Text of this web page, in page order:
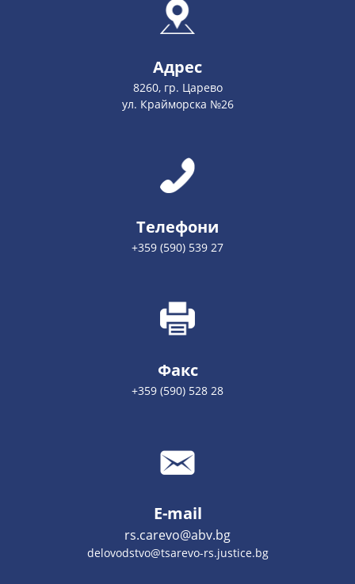
Адрес
8260, гр. Царево
ул. Крайморска №26
Телефони
+359 (590) 539 27
Факс
+359 (590) 528 28
E-mail
rs.carevo@abv.bg
delovodstvo@tsarevo-rs.justice.bg